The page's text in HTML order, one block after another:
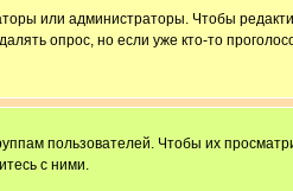
или администраторы. Чтобы
опрос, но если уже кто-то
пользователей. Чтобы их
с ними.